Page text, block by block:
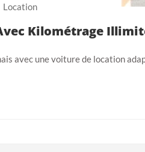
Location
Kilométrage
avec une voiture de location